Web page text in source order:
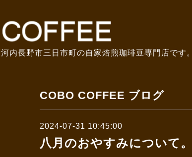
内長野市三日市町の自家焙煎珈琲豆専門店です。
COBO COFFEE ブログ
2024-07-31 10:45:00
八月のおやすみについて。